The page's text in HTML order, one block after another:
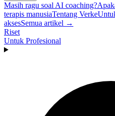
Masih ragu soal AI coaching?
terapis manusiaTentang Verke
aksesSemua artikel →
Riset
Untuk Profesional